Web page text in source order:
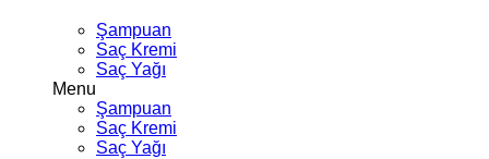
Şampuan
Saç Kremi
Saç Yağı
Menu
Şampuan
Saç Kremi
Saç Yağı